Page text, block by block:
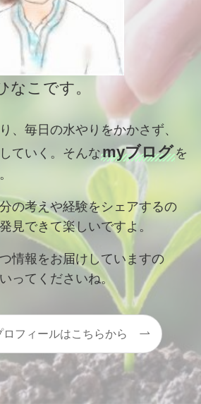
なこです。
、毎日の水やりをかかさず、
ていく。そんなmyブログを
の考えや経験をシェアするの
見できて楽しいですよ。
情報をお届けしていますの
ってくださいね。
ロフィールはこちらから